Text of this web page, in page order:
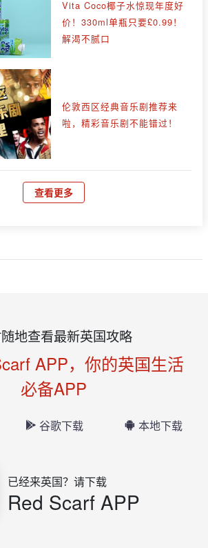
Vita Coco椰子水惊现年度好
价！330ml单瓶只要£0.99！
解渴不腻口
伦敦西区经典音乐剧推荐来
啦，精彩音乐剧不能错过！
查看更多
地查看最新英国攻略
APP，你的英国生活
必备APP
谷歌下载 本地下载
已经来英国？请下载
Red Scarf APP